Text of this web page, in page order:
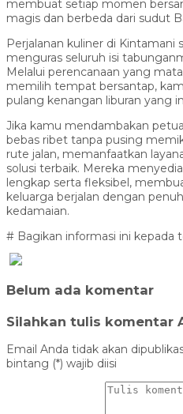
membuat setiap momen
magis dan berbeda dari sudut
Perjalanan kuliner di Kintamani
menguras seluruh isi
Melalui perencanaan yang
memilih tempat bersantap,
pulang kenangan liburan yang
Jika kamu mendambakan
bebas ribet tanpa pusing
rute jalan, memanfaatkan
solusi terbaik. Mereka
lengkap serta fleksibel,
keluarga berjalan dengan
kedamaian.
# Bagikan informasi ini kepada
Belum ada komentar
Silahkan tulis komentar
Email Anda tidak akan
bintang (*) wajib diisi